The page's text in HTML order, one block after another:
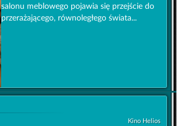
salonu meblowego pojawia się przejście do
przerażającego, równoległego świata...
Kino Helios